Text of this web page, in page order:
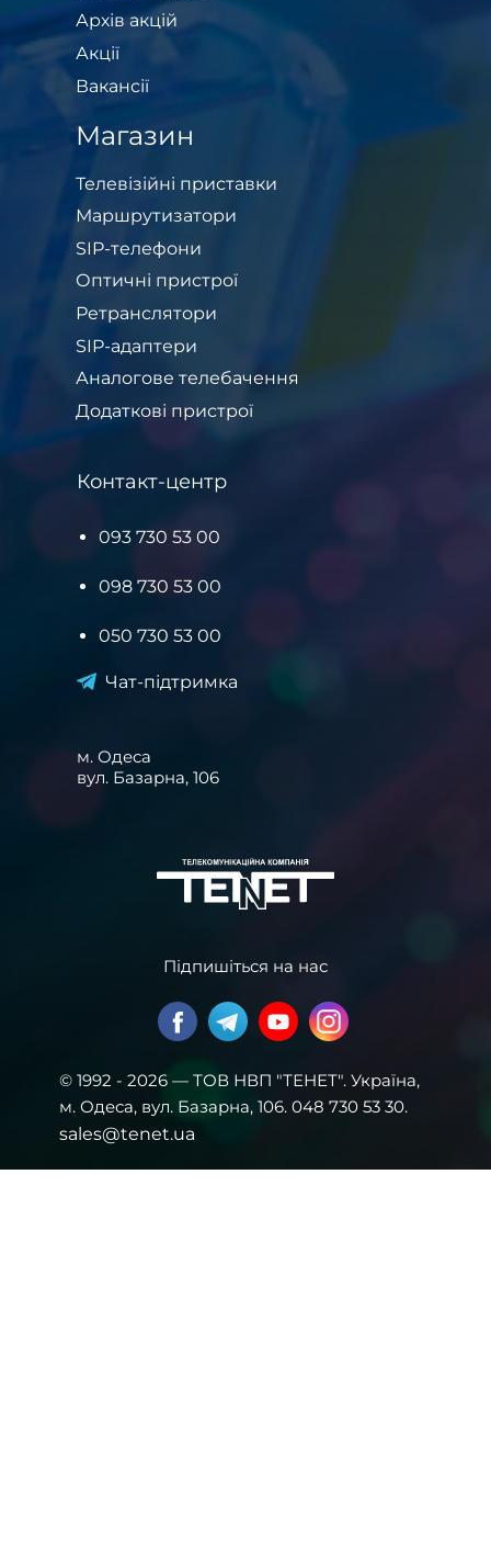
Архів акцій
Акції
Вакансії
Магазин
Телевізійні приставки
Маршрутизатори
SIP-телефони
Оптичні пристрої
Ретранслятори
SIP-адаптери
Аналогове телебачення
Додаткові пристрої
Контакт-центр
093 730 53 00
098 730 53 00
050 730 53 00
Чат-підтримка
м. Одеса
вул. Базарна, 106
Підпишіться на нас
© 1992 - 2026 — ТОВ НВП "ТЕНЕТ". Українa,
м. Одеса, вул. Базарна, 106. 048 730 53 30.
sales@tenet.ua